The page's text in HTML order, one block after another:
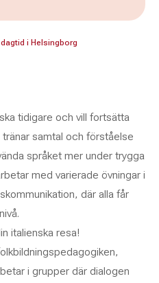
i Helsingborg
tidigare och vill fortsätta
samtal och förståelse
språket mer under trygga
med varierade övningar i
där alla får
italienska resa!
i grupper där dialogen